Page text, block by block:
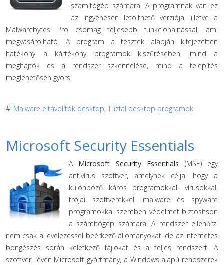
számítógép számára. A programnak van ez
az ingyenesen letölthető verziója, illetve a
Malwarebytes Pro csomag teljesebb funkcionalitással, ami
megvásárolható. A program a tesztek alapján kifejezetten
hatékony a kártékony programok kiszűrésében, mind a
meghajtók és a rendszer szkennelése, mind a telepítés
meglehetősen gyors.
# Malware eltávolítók desktop, Tűzfal desktop programok
Microsoft Security Essentials
A Microsoft Security Essentials (MSE) egy
antivírus szoftver, amelynek célja, hogy a
különböző káros programokkal, vírusokkal,
trójai szoftverekkel, malware és spyware
programokkal szemben védelmet biztosítson
a számítógép számára. A rendszer ellenőrzi
nem csak a levelezéssel beérkező állományokat, de az internetes
böngészés során keletkező fájlokat és a teljes rendszert. A
szoftver, lévén Microsoft gyártmány, a Windows alapú rendszerek